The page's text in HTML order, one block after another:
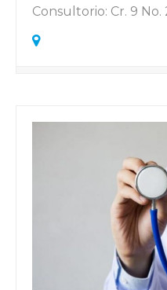
Consultorio: Cr. 9 No.